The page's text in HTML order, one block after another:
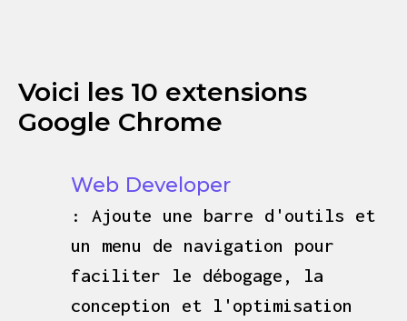
Voici les 10 extensions
Google Chrome
Web Developer
: Ajoute une barre d'outils et
un menu de navigation pour
faciliter le débogage, la
conception et l'optimisation